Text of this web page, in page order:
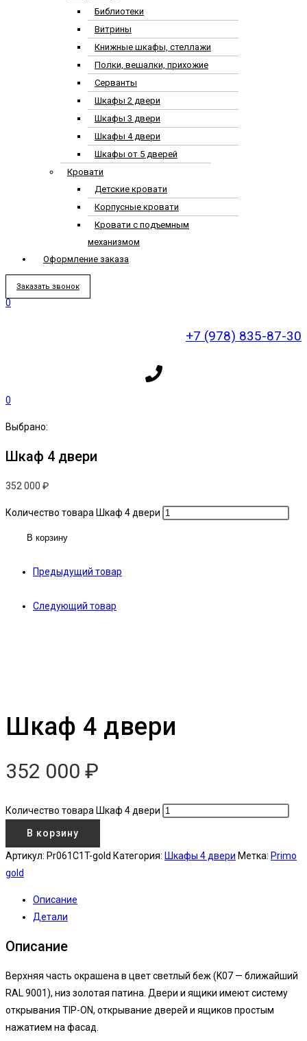
Библиотеки
Витрины
Книжные шкафы, стеллажи
Полки, вешалки, прихожие
Серванты
Шкафы 2 двери
Шкафы 3 двери
Шкафы 4 двери
Шкафы от 5 дверей
Кровати
Детские кровати
Корпусные кровати
Кровати с подъемным
механизмом
Оформление заказа
Заказать звонок
0
+7 (978) 835-87-30
0
Выбрано:
Шкаф 4 двери
352 000 ₽
Количество товара Шкаф 4 двери
В корзину
Предыдущий товар
Следующий товар
Шкаф 4 двери
352 000 ₽
Количество товара Шкаф 4 двери
В корзину
Артикул: Pr061C1T-gold Категория: Шкафы 4 двери Метка: Primo
gold
Описание
Детали
Описание
Верхняя часть окрашена в цвет светлый беж (K07 — ближайший
RAL 9001), низ золотая патина. Двери и ящики имеют систему
открывания TIP-ON, открывание дверей и ящиков простым
нажатием на фасад.